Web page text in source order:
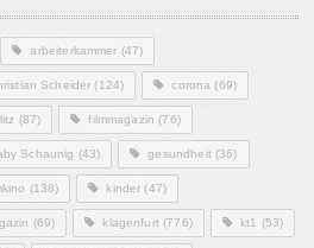
arbeiterkammer (47)
Scheider (124) corona (69)
(87) filmmagazin (76)
Schaunig (43) gesundheit(36)
(138) kinder (47)
(69) klagenfurt(776) kt1 (53)